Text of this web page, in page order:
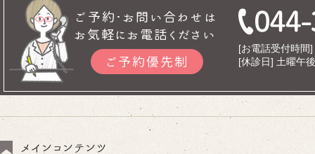
ご予約･お問い合わせは
お気軽にお電話ください
ご予約優先制
[お電話受付時間
[休診日] 土曜午
メインコンテンツ